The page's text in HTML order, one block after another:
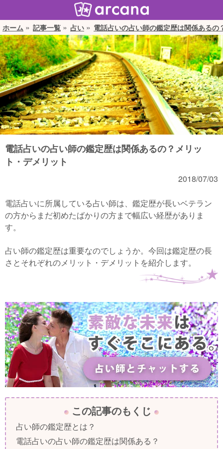
ホーム 記事一覧 占い 電話占いの占い師の鑑定歴は関係あるの
電話占いの占い師の鑑定歴は関係あるの？メリッ
ト・デメリット
2018/07/03
電話占いに所属している占い師は、鑑定歴が長いベテラン
の方からまだ初めたばかりの方まで幅広い経歴がありま
す。
占い師の鑑定歴は重要なのでしょうか。今回は鑑定歴の長
さとそれぞれのメリット・デメリットを紹介します。
この記事のもくじ
占い師の鑑定歴とは？
電話占いの占い師の鑑定歴は関係ある？